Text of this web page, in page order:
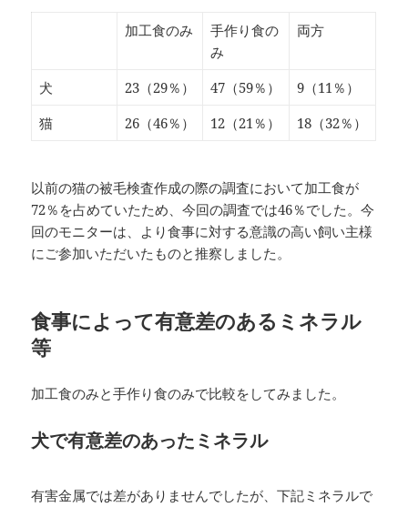
加工食のみ
手作り食の
み
両方
犬 23（29％） 47（59％）
9（11％）
猫
26（46％） 12（21％） 18（32％）
以前の猫の被毛検査作成の際の調査において加工食が
72％を占めていたため、今回の調査では46％でした。今
回のモニターは、より食事に対する意識の高い飼い主様
にご参加いただいたものと推察しました。
食事によって有意差のあるミネラル
等
加工食のみと手作り食のみで比較をしてみました。
犬で有意差のあったミネラル
有害金属では差がありませんでしたが、下記ミネラルで